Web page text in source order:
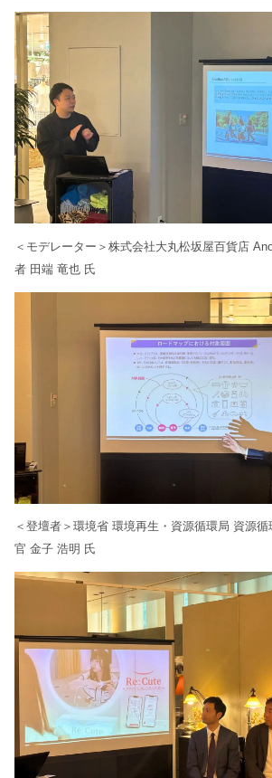
＜モデレーター＞株式会社大丸松坂屋百貨店
者 田端 竜也 氏
＜登壇者＞環境省 環境再生・資源循環局 資源
官 金子 浩明 氏